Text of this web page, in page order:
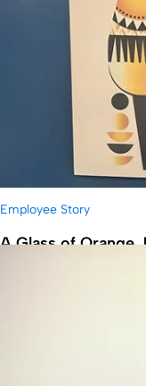
Employee Story
A Glass of Orange